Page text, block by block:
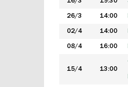
26/3 14:00
02/4 14:00
08/4 16:00
15/4 13:00